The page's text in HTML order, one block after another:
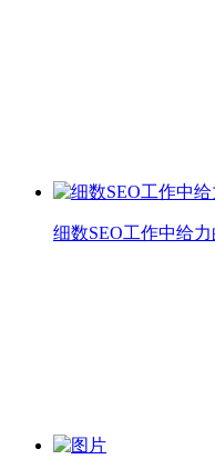
细数SEO工作中给